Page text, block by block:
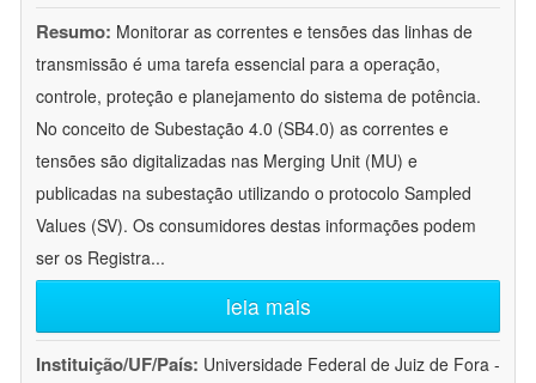
Resumo: Monitorar as correntes e tensões das linhas de
transmissão é uma tarefa essencial para a operação,
controle, proteção e planejamento do sistema de potência.
No conceito de Subestação 4.0 (SB4.0) as correntes e
tensões são digitalizadas nas Merging Unit (MU) e
publicadas na subestação utilizando o protocolo Sampled
Values (SV). Os consumidores destas informações podem
ser os Registra...
leia mais
Instituição/UF/País: Universidade Federal de Juiz de Fora -